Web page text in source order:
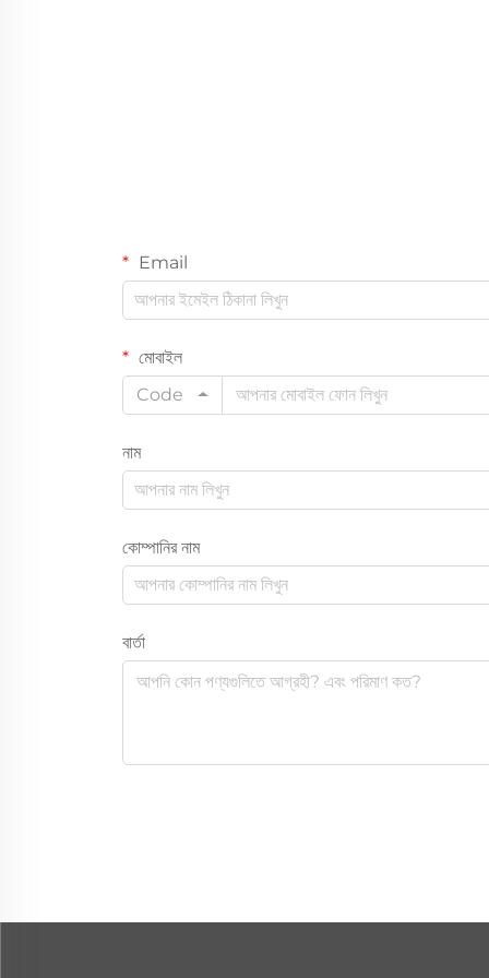
Email
মোবাইল
Code
নাম
কোম্পানির নাম
বার্তা